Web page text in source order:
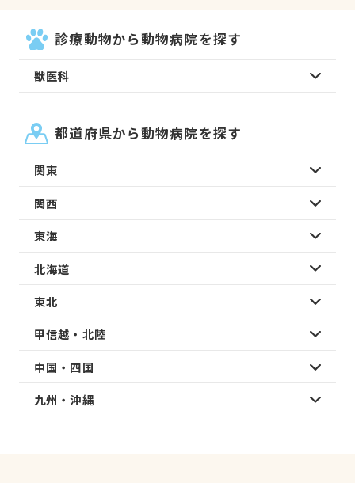
診療動物から動物病院を探す
獣医科
都道府県から動物病院を探す
関東
関西
東海
北海道
東北
甲信越・北陸
中国・四国
九州・沖縄